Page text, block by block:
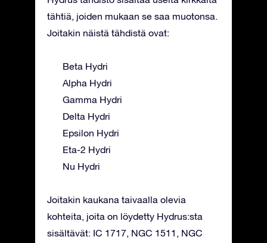
tähtiä, joiden mukaan se saa muotonsa.
Joitakin näistä tähdistä ovat:
Beta Hydri
Alpha Hydri
Gamma Hydri
Delta Hydri
Epsilon Hydri
Eta-2 Hydri
Nu Hydri
Joitakin kaukana taivaalla olevia
kohteita, joita on löydetty Hydrus:sta
sisältävät: IC 1717, NGC 1511, NGC